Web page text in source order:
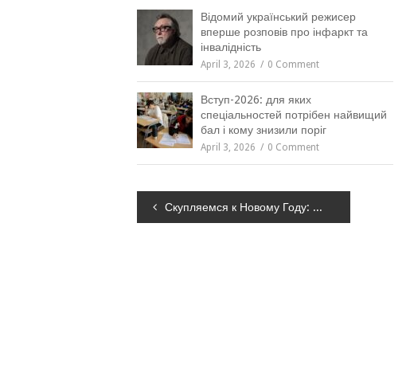
Відомий український режисер
вперше розповів про інфаркт та
інвалідність
April 3, 2026 0 Comment
Вступ-2026: для яких
спеціальностей потрібен найвищий
бал і кому знизили поріг
April 3, 2026 0 Comment
Навігація
Скупляемся к Новому Году: какие акции акции действуют в супермаркетах Днепра, – ЦЕНЫ